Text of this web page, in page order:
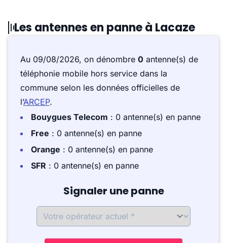
Les antennes en panne à Lacaze
Au 09/08/2026, on dénombre 0 antenne(s) de
téléphonie mobile hors service dans la
commune selon les données officielles de
l’ARCEP.
Bouygues Telecom : 0 antenne(s) en panne
Free : 0 antenne(s) en panne
Orange : 0 antenne(s) en panne
SFR : 0 antenne(s) en panne
Signaler une panne